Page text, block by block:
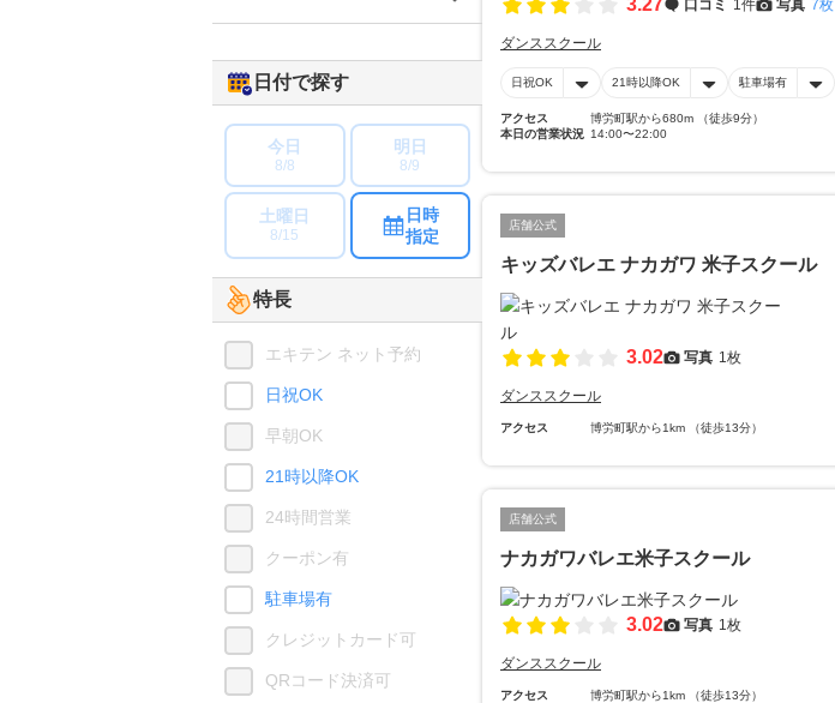
3.27 口コミ 1件 写真 7枚
ダンススクール
日祝OK 21時以降OK 駐車場有
アクセス
博労町駅から680m （徒歩9分）
本日の営業状況 14:00〜22:00
店舗公式
キッズバレエ ナカガワ 米子スクール
3.02 写真 1枚
ダンススクール
アクセス 博労町駅から1km （徒歩13分）
店舗公式
ナカガワバレエ米子スクール
3.02 写真 1枚
ダンススクール
アクセス 博労町駅から1km （徒歩13分）
日付で探す
今日
8/8
明日
8/9
土曜日
8/15
日時
指定
特長
エキテン ネット予約
日祝OK
早朝OK
21時以降OK
24時間営業
クーポン有
駐車場有
クレジットカード可
QRコード決済可